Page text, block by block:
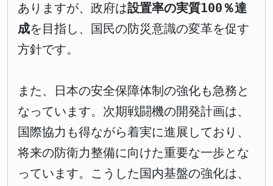
ありますが、政府は設置率の実質100％達
成を目指し、国民の防災意識の変革を促す
方針です。
また、日本の安全保障体制の強化も急務と
なっています。次期戦闘機の開発計画は、
国際協力も得ながら着実に進展しており、
将来の防衛力整備に向けた重要な一歩とな
っています。こうした国内基盤の強化は、